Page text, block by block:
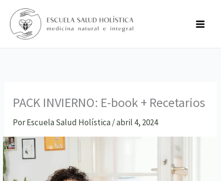
contenido
PACK INVIERNO: E-book + Recetarios
PorEscuela Salud Holística/abril 4, 2024
Lectura
–